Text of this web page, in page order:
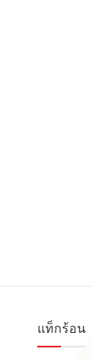
แท็กร้อน